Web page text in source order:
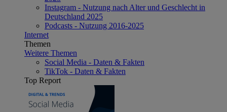
Instagram - Nutzung nach Alter und Geschlecht in
Deutschland 2025
Podcasts - Nutzung 2016-2025
Internet
Themen
Weitere Themen
Social Media - Daten & Fakten
TikTok - Daten & Fakten
Top Report